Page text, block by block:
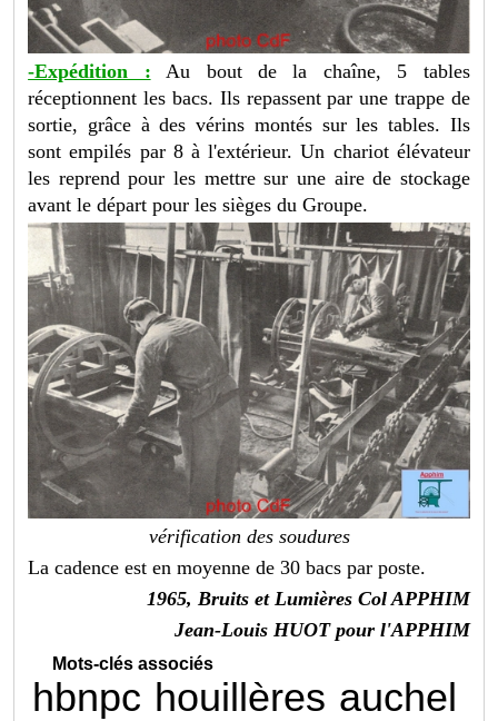
-Expédition : Au bout de la chaîne, 5 tables
réceptionnent les bacs. Ils repassent par une trappe de
sortie, grâce à des vérins montés sur les tables. Ils
sont empilés par 8 à l'extérieur. Un chariot élévateur
les reprend pour les mettre sur une aire de stockage
avant le départ pour les sièges du Groupe.
vérification des soudures
La cadence est en moyenne de 30 bacs par poste.
1965, Bruits et Lumières Col APPHIM
Jean-Louis HUOT pour l'APPHIM
Mots-clés associés
hbnpc houillères auchel